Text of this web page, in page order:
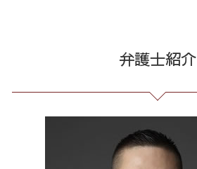
先物 取引 詐欺
出資 詐欺
少額 詐欺 泣き寝入り
借金 個人再生 条件
個人再生 手続き 流れ
個人再生 再生計画
契約 書 リーガル チェック
臨床法務 とは
有給 取得 トラブル
未払い 賃金
長 時間 労働 問題
誹謗中傷 削除
誹謗中傷 相談
誹謗中傷 特定
爆サイ 誹謗中傷
誹謗中傷 SNS
労働問題 23区 弁護士
振り込め詐欺 港区 弁護士
出会い系 詐欺 全国 弁護士
債務整理 港区 相談
誹謗中傷 港区
弁護士紹介